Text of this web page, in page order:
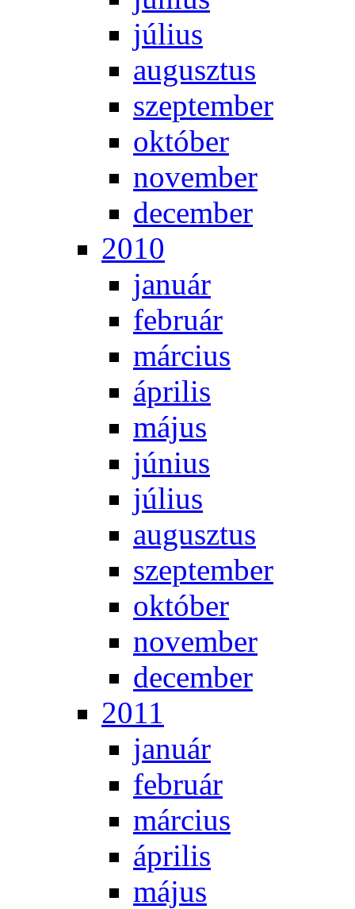
jú­li­us
au­gusz­tus
szep­tem­ber
ok­tó­ber
no­vem­ber
de­cem­ber
2010
ja­nu­ár
feb­ru­ár
már­ci­us
áp­ri­lis
má­jus
jú­ni­us
jú­li­us
au­gusz­tus
szep­tem­ber
ok­tó­ber
no­vem­ber
de­cem­ber
2011
ja­nu­ár
feb­ru­ár
már­ci­us
áp­ri­lis
má­jus